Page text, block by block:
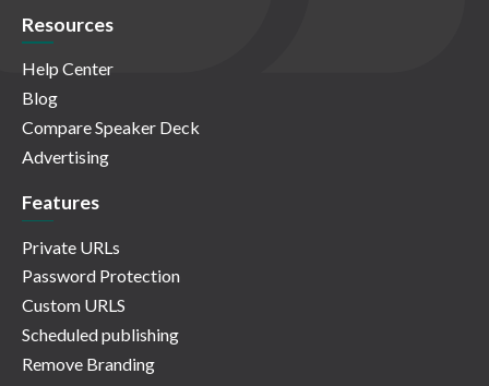
Resources
Help Center
Blog
Compare Speaker Deck
Advertising
Features
Private URLs
Password Protection
Custom URLS
Scheduled publishing
Remove Branding